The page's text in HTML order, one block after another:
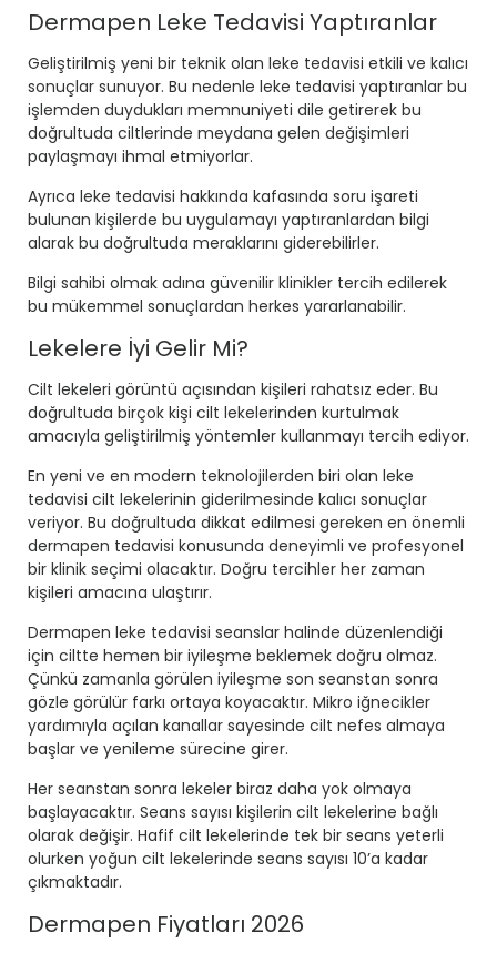
Dermapen Leke Tedavisi Yaptıranlar
Geliştirilmiş yeni bir teknik olan leke tedavisi etkili ve kalıcı
sonuçlar sunuyor. Bu nedenle leke tedavisi yaptıranlar bu
işlemden duydukları memnuniyeti dile getirerek bu
doğrultuda ciltlerinde meydana gelen değişimleri
paylaşmayı ihmal etmiyorlar.
Ayrıca leke tedavisi hakkında kafasında soru işareti
bulunan kişilerde bu uygulamayı yaptıranlardan bilgi
alarak bu doğrultuda meraklarını giderebilirler.
Bilgi sahibi olmak adına güvenilir klinikler tercih edilerek
bu mükemmel sonuçlardan herkes yararlanabilir.
Lekelere İyi Gelir Mi?
Cilt lekeleri görüntü açısından kişileri rahatsız eder. Bu
doğrultuda birçok kişi cilt lekelerinden kurtulmak
amacıyla geliştirilmiş yöntemler kullanmayı tercih ediyor.
En yeni ve en modern teknolojilerden biri olan leke
tedavisi cilt lekelerinin giderilmesinde kalıcı sonuçlar
veriyor. Bu doğrultuda dikkat edilmesi gereken en önemli
dermapen tedavisi konusunda deneyimli ve profesyonel
bir klinik seçimi olacaktır. Doğru tercihler her zaman
kişileri amacına ulaştırır.
Dermapen leke tedavisi seanslar halinde düzenlendiği
için ciltte hemen bir iyileşme beklemek doğru olmaz.
Çünkü zamanla görülen iyileşme son seanstan sonra
gözle görülür farkı ortaya koyacaktır. Mikro iğnecikler
yardımıyla açılan kanallar sayesinde cilt nefes almaya
başlar ve yenileme sürecine girer.
Her seanstan sonra lekeler biraz daha yok olmaya
başlayacaktır. Seans sayısı kişilerin cilt lekelerine bağlı
olarak değişir. Hafif cilt lekelerinde tek bir seans yeterli
olurken yoğun cilt lekelerinde seans sayısı 10’a kadar
çıkmaktadır.
Dermapen Fiyatları 2026